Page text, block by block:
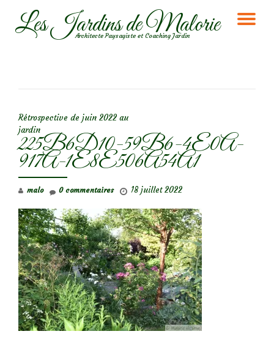
AllerLes Jardins de Malorie
Architecte Paysagiste et Coaching Jardin
Rétrospective de juin 2022 au
jardin
225B6D10-59B6-4E0A-
917A-1E8E506A54A1
malo 18 juillet 2022
0 commentaires